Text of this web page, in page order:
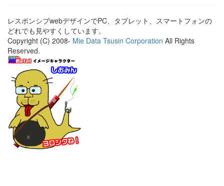
レスポンシブwebデザインでPC、タブレット、スマートフォンの
どれでも見やすくしています。
Copyright (C) 2008- Mie Data Tsusin Corporation All Rights
Reserved.